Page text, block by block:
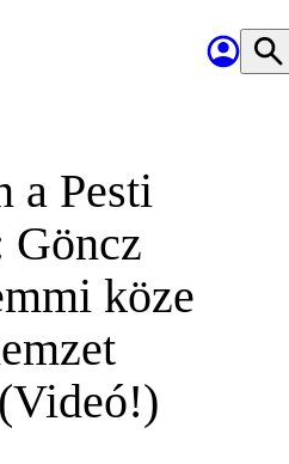
a Pesti
Göncz
köze